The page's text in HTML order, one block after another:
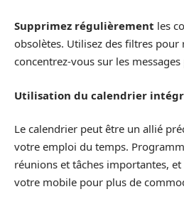
Supprimez régulièrement les
obsolètes. Utilisez des filtres pour
concentrez-vous sur les
Utilisation du calendrier
Le calendrier peut être un allié
votre emploi du temps.
réunions et tâches importantes,
votre mobile pour plus de